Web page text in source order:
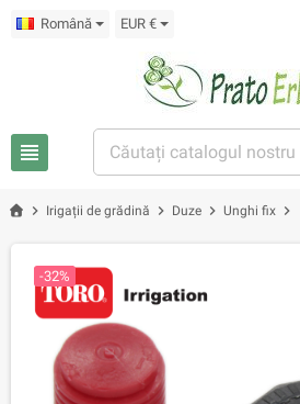
Română EUR €
view_headline
chevron_right Irigații de grădină chevron_right Duze chevron_right Unghi fix chevron_right
-32%